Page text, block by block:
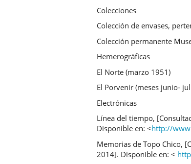
Colecciones
Colección de envases,
Colección permanente
Hemerográficas
El Norte (marzo 1951)
El Porvenir (meses junio-
Electrónicas
Línea del tiempo,
Disponible en: <http://
Memorias de Topo Chico,
2014]. Disponible en: <